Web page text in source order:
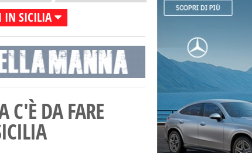
IN SICILIA
C'È DA FARE